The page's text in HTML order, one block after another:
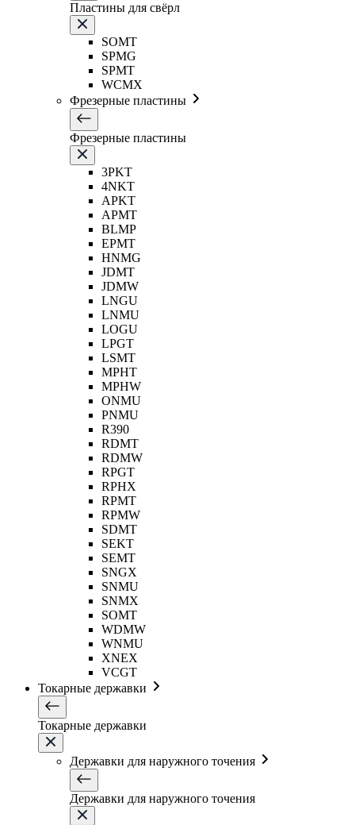
Пластины для свёрл
SOMT
SPMG
SPMT
WCMX
Фрезерные пластины
Фрезерные пластины
3PKT
4NKT
APKT
APMT
BLMP
EPMT
HNMG
JDMT
JDMW
LNGU
LNMU
LOGU
LPGT
LSMT
MPHT
MPHW
ONMU
PNMU
R390
RDMT
RDMW
RPGT
RPHX
RPMT
RPMW
SDMT
SEKT
SEMT
SNGX
SNMU
SNMX
SOMT
WDMW
WNMU
XNEX
VCGT
Токарные державки
Токарные державки
Державки для наружного точения
Державки для наружного точения